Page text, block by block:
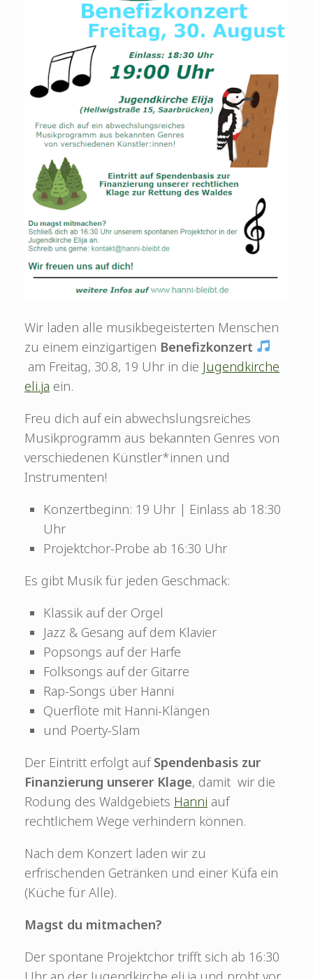
Wir laden alle musikbegeisterten Menschen
zu einem einzigartigen Benefizkonzert
am Freitag, 30.8, 19 Uhr in die Jugendkirche
eli.ja ein.
Freu dich auf ein abwechslungsreiches
Musikprogramm aus bekannten Genres von
verschiedenen Künstler*innen und
Instrumenten!
Konzertbeginn: 19 Uhr | Einlass ab 18:30
Uhr
Projektchor-Probe ab 16:30 Uhr
Es gibt Musik für jeden Geschmack:
Klassik auf der Orgel
Jazz & Gesang auf dem Klavier
Popsongs auf der Harfe
Folksongs auf der Gitarre
Rap-Songs über Hanni
Querflöte mit Hanni-Klängen
und Poerty-Slam
Der Eintritt erfolgt aufSpendenbasis zur
Finanzierung unserer Klage, damit wir die
Rodung des Waldgebiets Hanni auf
rechtlichem Wege verhindern können.
Nach dem Konzert laden wir zu
erfrischenden Getränken und einer Küfa ein
(Küche für Alle).
Magst du mitmachen?
Der spontane Projektchor trifft sich ab 16:30